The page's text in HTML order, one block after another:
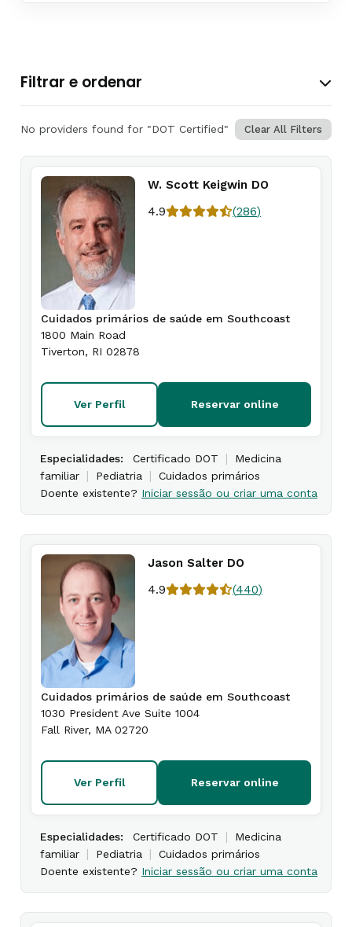
Filtrar e ordenar
No providers found for "DOT Certified" Clear All Filters
W. Scott Keigwin DO
4.9
(286)
Cuidados primários de saúde em Southcoast
1800 Main Road
Tiverton, RI 02878
Ver Perfil Reservar online
Especialidades: Certificado DOT |
Medicina
familiar
| Pediatria |
Cuidados primários
Doente existente? Iniciar sessão ou criar uma conta
Jason Salter DO
4.9
(440)
Cuidados primários de saúde em Southcoast
1030 President Ave Suite 1004
Fall River, MA 02720
Ver Perfil Reservar online
Especialidades: Certificado DOT |
Medicina
familiar
| Pediatria |
Cuidados primários
Doente existente? Iniciar sessão ou criar uma conta